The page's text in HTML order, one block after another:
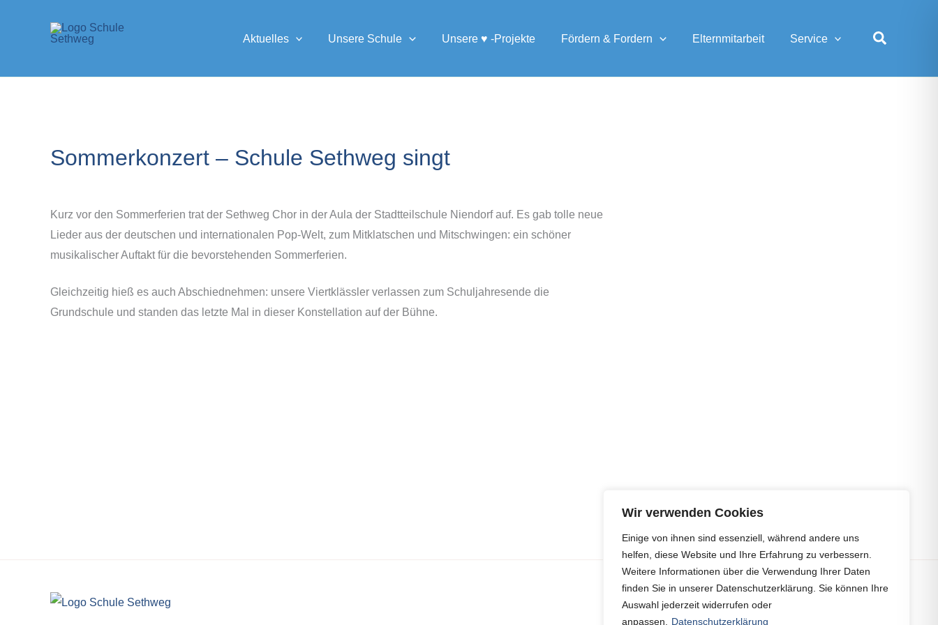
Wir verwenden Cookies
Einige von ihnen sind essenziell, während andere uns
helfen, diese Website und Ihre Erfahrung zu verbessern.
Weitere Informationen über die Verwendung Ihrer Daten
finden Sie in unserer Datenschutzerklärung. Sie können Ihre
Auswahl jederzeit widerrufen oder
anpassen.
Datenschutzerklärung
Aktuelles Unsere Schule Unsere ♥ -Projekte Fördern & Fordern Elternmitarbeit Service Suchen
Sommerkonzert – Schule Sethweg singt
Kurz vor den Sommerferien trat der Sethweg Chor in der Aula der Stadtteilschule Niendorf auf. Es gab tolle neue
Lieder aus der deutschen und internationalen Pop-Welt, zum Mitklatschen und Mitschwingen: ein schöner
musikalischer Auftakt für die bevorstehenden Sommerferien.
Gleichzeitig hieß es auch Abschiednehmen: unsere Viertklässler verlassen zum Schuljahresende die
Grundschule und standen das letzte Mal in dieser Konstellation auf der Bühne.